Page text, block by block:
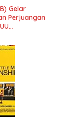
Gelar
Perjuangan